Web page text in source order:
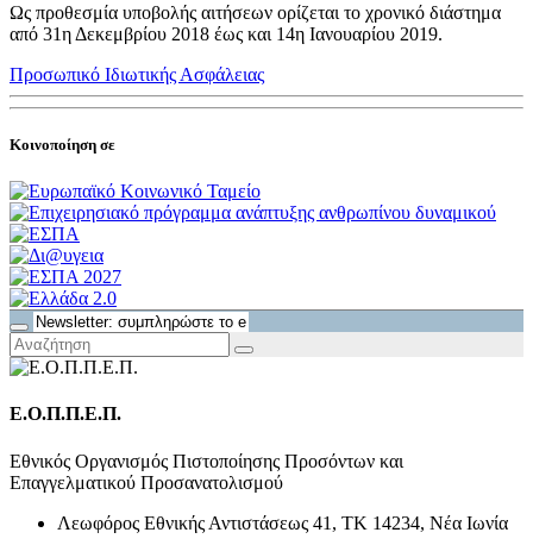
Ως προθεσμία υποβολής αιτήσεων ορίζεται το χρονικό διάστημα
από 31η Δεκεμβρίου 2018 έως και 14η Ιανουαρίου 2019.
Προσωπικό Ιδιωτικής Ασφάλειας
Κοινοποίηση σε
Ε.Ο.Π.Π.Ε.Π.
Εθνικός Οργανισμός Πιστοποίησης Προσόντων και
Επαγγελματικού Προσανατολισμού
Λεωφόρος Εθνικής Αντιστάσεως 41, ΤΚ 14234, Νέα Ιωνία